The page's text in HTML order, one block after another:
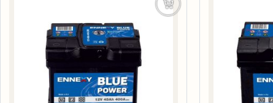
Добавяне в количката